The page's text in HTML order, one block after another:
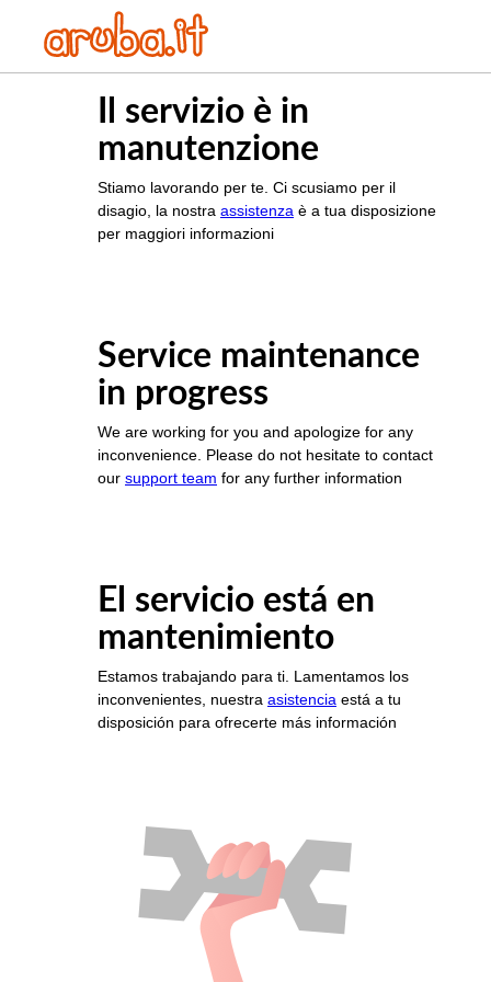
Il servizio è in
manutenzione
Stiamo lavorando per te. Ci scusiamo per il
disagio, la nostra assistenza è a tua disposizione
per maggiori informazioni
Service maintenance
in progress
We are working for you and apologize for any
inconvenience. Please do not hesitate to contact
our support team for any further information
El servicio está en
mantenimiento
Estamos trabajando para ti. Lamentamos los
inconvenientes, nuestra asistencia está a tu
disposición para ofrecerte más información